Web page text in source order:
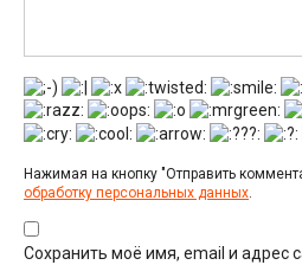
Нажимая на кнопку "Отправить
обработку персональных данных.
Сохранить моё имя, email и адрес